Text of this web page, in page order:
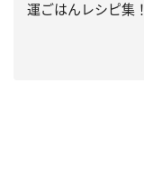
運ごはんレシピ集！